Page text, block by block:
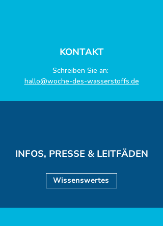
KONTAKT
Schreiben Sie an:
hallo@woche-des-wasserstoffs.de
INFOS, PRESSE & LEITFÄDEN
Wissenswertes